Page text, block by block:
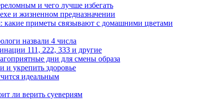
и чего лучше избегать
и жизненном предназначении
какие приметы связывают с домашними цветами
назвали 4 числа
111, 222, 333 и другие
дни для смены образа
и укрепить здоровье
идеальным
ли верить суевериям